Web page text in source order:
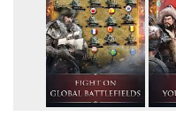
First
Person
Horror